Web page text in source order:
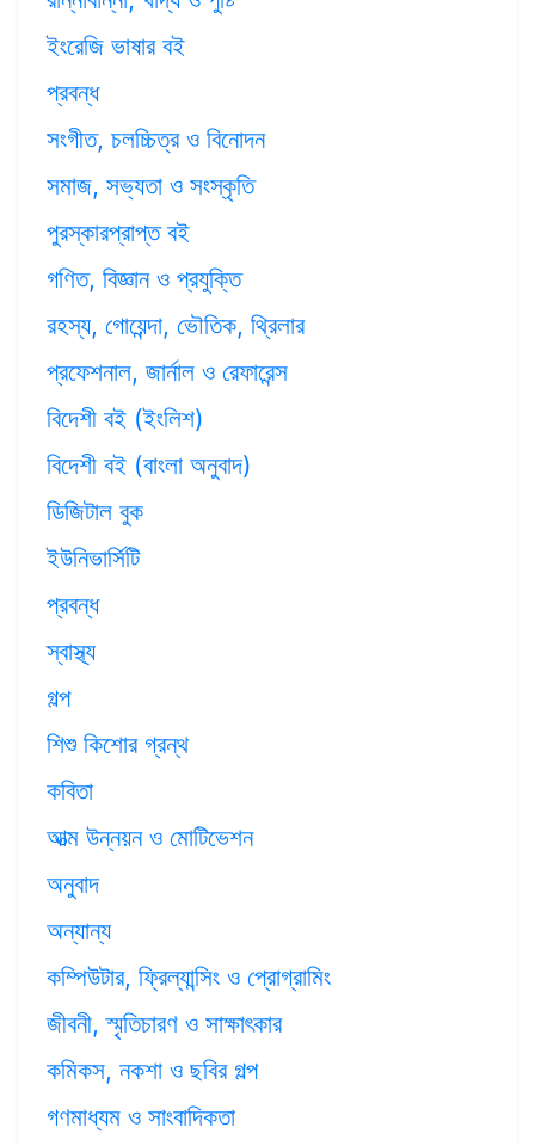
ইংরেজি ভাষার বই
প্রবন্ধ
সংগীত, চলচ্চিত্র ও বিনোদন
সমাজ, সভ্যতা ও সংস্কৃতি
পুরস্কারপ্রাপ্ত বই
গণিত, বিজ্ঞান ও প্রযুক্তি
রহস্য, গোয়েন্দা, ভৌতিক, থ্রিলার
প্রফেশনাল, জার্নাল ও রেফারেন্স
বিদেশী বই (ইংলিশ)
বিদেশী বই (বাংলা অনুবাদ)
ডিজিটাল বুক
ইউনিভার্সিটি
প্রবন্ধ
স্বাস্থ্য
গল্প
শিশু কিশোর গ্রন্থ
কবিতা
আত্ম উন্নয়ন ও মোটিভেশন
অনুবাদ
অন্যান্য
কম্পিউটার, ফ্রিল্যান্সিং ও প্রোগ্রামিং
জীবনী, স্মৃতিচারণ ও সাক্ষাৎকার
কমিকস, নকশা ও ছবির গল্প
গণমাধ্যম ও সাংবাদিকতা